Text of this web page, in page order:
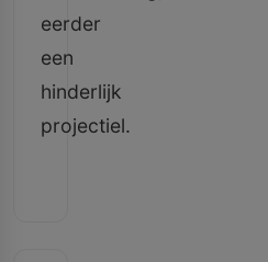
eerder
een
hinderlijk
projectiel.